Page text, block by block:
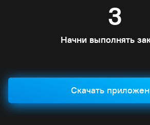
3
Начни выполнять
Скачать